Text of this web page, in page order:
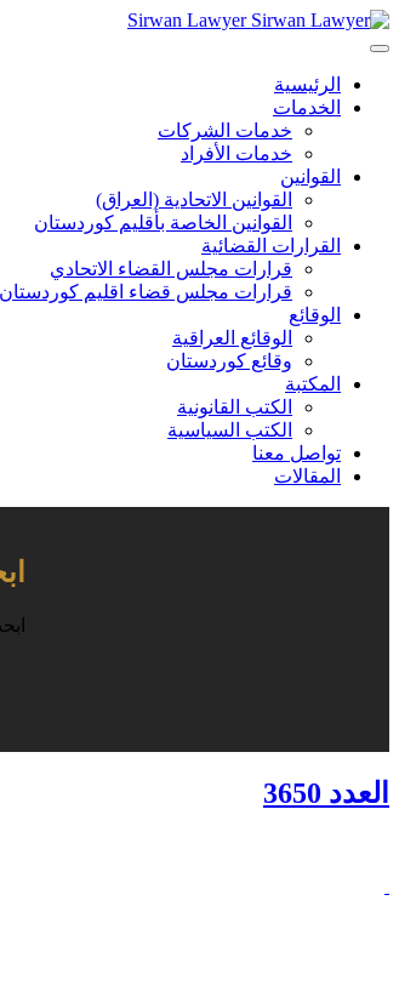
Sirwan Lawyer
الرئيسية
الخدمات
خدمات الشركات
خدمات الأفراد
القوانين
القوانين الاتحادية (العراق)
القوانين الخاصة بأقليم كوردستان
القرارات القضائية
قرارات مجلس القضاء الاتحادي
قرارات مجلس قضاء اقليم كوردستان
الوقائع
الوقائع العراقية
وقائع كوردستان
المكتبة
الكتب القانونية
الكتب السياسية
تواصل معنا
المقالات
العدد 3650